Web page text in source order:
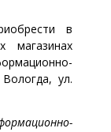
в
магазинах
ул.